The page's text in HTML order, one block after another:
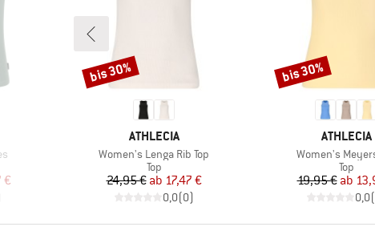
Preis
€
MARKE
ATHLECIA
Artikel
Women's Lenga Rib Top
Produktgruppe
Top
Preis
24,95 € reduzierter Preis
ab 17,47 €
0,0(0)
Rabatt
bis 30%
MARKE
ATHLECIA
Artikel
Women's
Top
Preis
19,95 € ab
0,0(
Rabatt
bis 30%